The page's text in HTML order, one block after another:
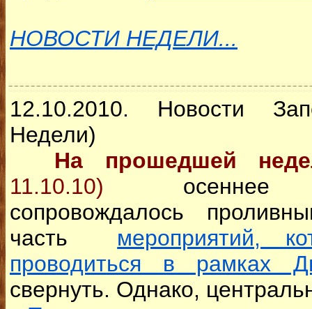
НОВОСТИ НЕДЕЛИ...
12.10.2010. Новости
Недели)
На прошедшей
11.10.10) осеннее
сопровождалось
часть мероприятий,
проводиться в рамках
свернуть. Однако,